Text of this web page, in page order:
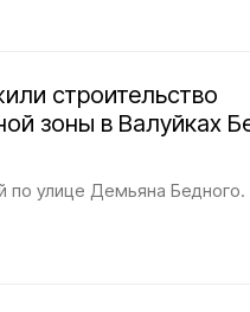
строительство
зоны в Валуйках
по улице Демьяна Бедного.